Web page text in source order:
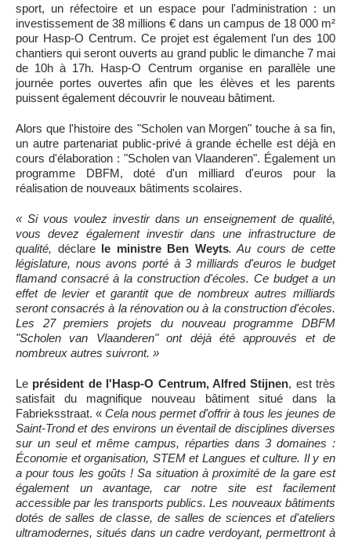
sport, un réfectoire et un espace pour l'administration : un
investissement de 38 millions € dans un campus de 18 000 m²
pour Hasp-O Centrum. Ce projet est également l'un des 100
chantiers qui seront ouverts au grand public le dimanche 7 mai
de 10h à 17h. Hasp-O Centrum organise en parallèle une
journée portes ouvertes afin que les élèves et les parents
puissent également découvrir le nouveau bâtiment.
Alors que l'histoire des "Scholen van Morgen" touche à sa fin,
un autre partenariat public-privé à grande échelle est déjà en
cours d'élaboration : "Scholen van Vlaanderen". Également un
programme DBFM, doté d'un milliard d'euros pour la
réalisation de nouveaux bâtiments scolaires.
« Si vous voulez investir dans un enseignement de qualité,
vous devez également investir dans une infrastructure de
qualité, déclare le ministre Ben Weyts. Au cours de cette
législature, nous avons porté à 3 milliards d'euros le budget
flamand consacré à la construction d'écoles. Ce budget a un
effet de levier et garantit que de nombreux autres milliards
seront consacrés à la rénovation ou à la construction d'écoles.
Les 27 premiers projets du nouveau programme DBFM
"Scholen van Vlaanderen" ont déjà été approuvés et de
nombreux autres suivront. »
Le président de l'Hasp-O Centrum, Alfred Stijnen, est très
satisfait du magnifique nouveau bâtiment situé dans la
Fabrieksstraat. « Cela nous permet d'offrir à tous les jeunes de
Saint-Trond et des environs un éventail de disciplines diverses
sur un seul et même campus, réparties dans 3 domaines :
Économie et organisation, STEM et Langues et culture. Il y en
a pour tous les goûts ! Sa situation à proximité de la gare est
également un avantage, car notre site est facilement
accessible par les transports publics. Les nouveaux bâtiments
dotés de salles de classe, de salles de sciences et d'ateliers
ultramodernes, situés dans un cadre verdoyant, permettront à